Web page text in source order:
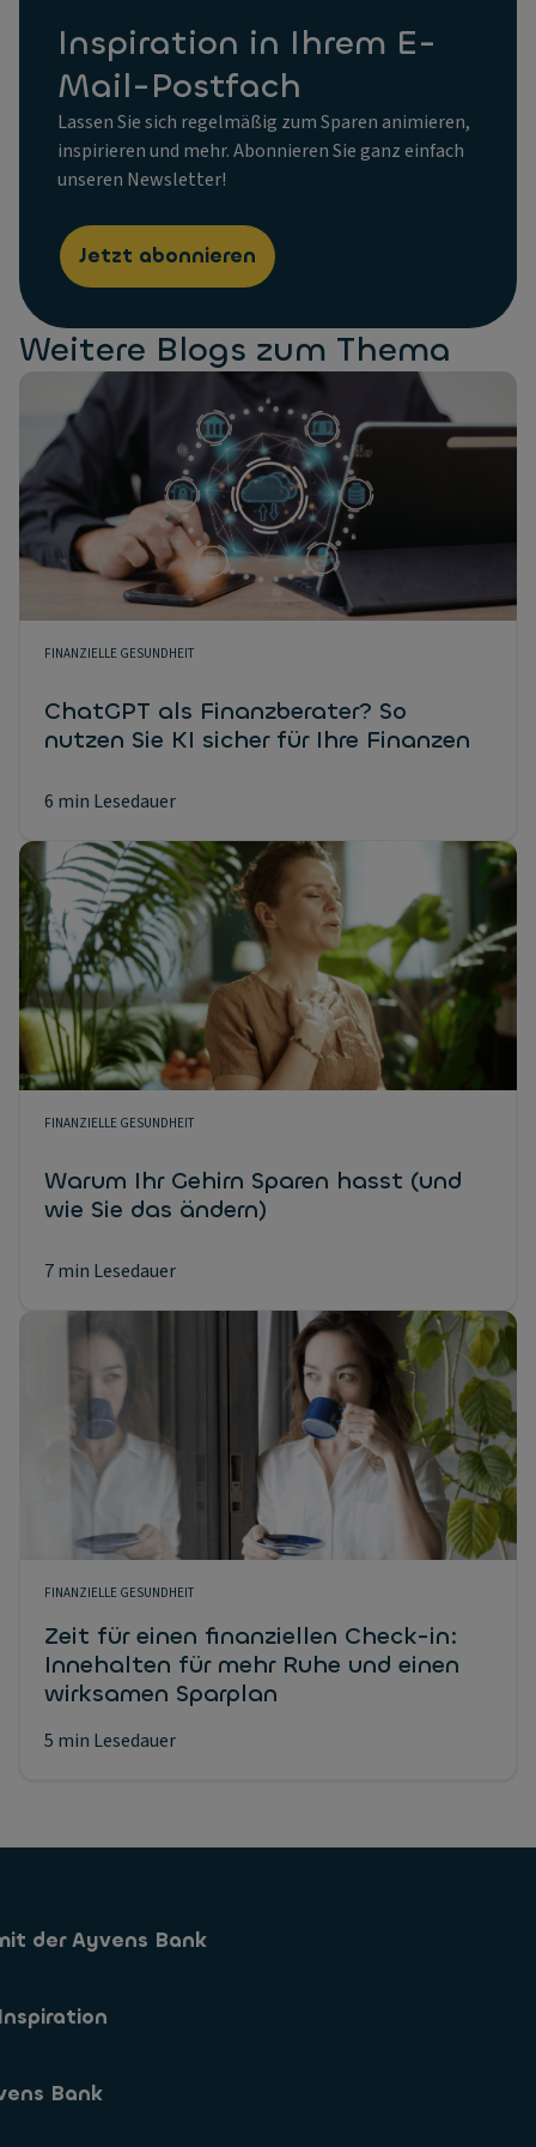
Inspiration in Ihrem E-
Mail-Postfach
Lassen Sie sich regelmäßig zum Sparen animieren,
inspirieren und mehr. Abonnieren Sie ganz einfach
unseren Newsletter!
Jetzt abonnieren
Weitere Blogs zum Thema
FINANZIELLE GESUNDHEIT
ChatGPT als Finanzberater? So
nutzen Sie KI sicher für Ihre Finanzen
6 min Lesedauer
FINANZIELLE GESUNDHEIT
Warum Ihr Gehirn Sparen hasst (und
wie Sie das ändern)
7 min Lesedauer
FINANZIELLE GESUNDHEIT
Zeit für einen finanziellen Check-in:
Innehalten für mehr Ruhe und einen
wirksamen Sparplan
5 min Lesedauer
der Ayvens Bank
Bank